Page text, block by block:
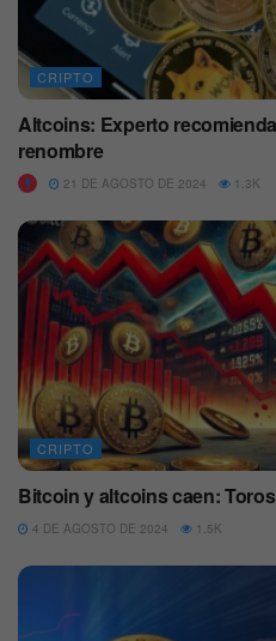
CRIPTO
Altcoins: Experto
renombre
21 DE AGOSTO DE 2024 1.3K
CRIPTO
Bitcoin y altcoins caen:
4 DE AGOSTO DE 2024 1.5K